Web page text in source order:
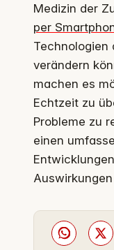
Medizin der
per
Technologien
verändern
machen es
Echtzeit zu
Probleme zu
einen